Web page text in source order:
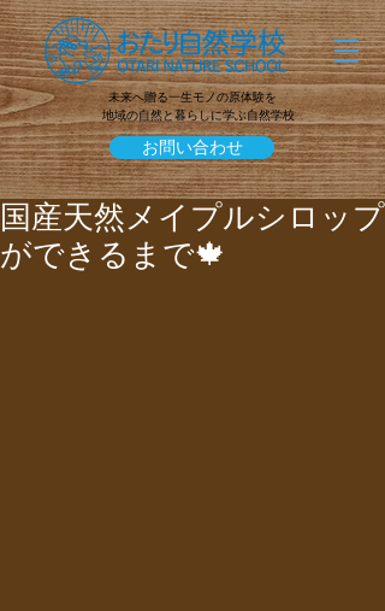
未来へ贈る一生モノの原体験を
地域の自然と暮らしに学ぶ自然学校
お問い合わせ
国産天然メイプルシロップ
ができるまで🍁